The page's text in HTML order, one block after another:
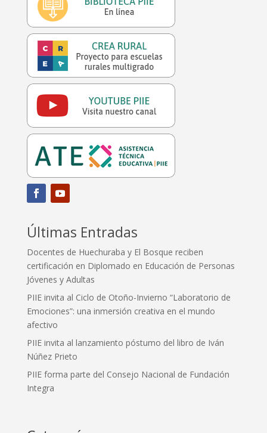
Últimas Entradas
Docentes de Huechuraba y El Bosque reciben
certificación en Diplomado en Educación de Personas
Jóvenes y Adultas
PIIE invita al Ciclo de Otoño-Invierno “Laboratorio de
Emociones”: una inmersión creativa en el mundo
afectivo
PIIE invita al lanzamiento póstumo del libro de Iván
Núñez Prieto
PIIE forma parte del Consejo Nacional de Fundación
Integra